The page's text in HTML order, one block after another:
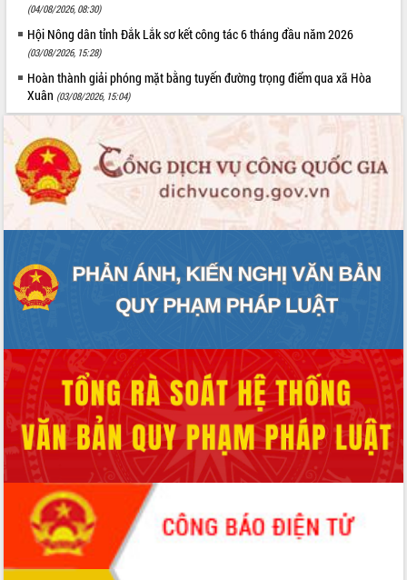
(04/08/2026, 08:30)
Hội Nông dân tỉnh Đắk Lắk sơ kết công tác 6 tháng đầu năm 2026
(03/08/2026, 15:28)
Hoàn thành giải phóng mặt bằng tuyến đường trọng điểm qua xã Hòa
Xuân (03/08/2026, 15:04)